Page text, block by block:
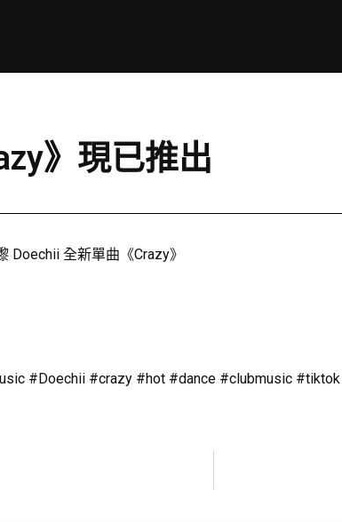
》現已推出
Doechii 全新單曲《Crazy》
#Doechii #crazy #hot #dance #clubmusic